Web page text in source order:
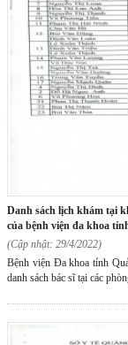
danh sách lịch khám tại khoa khám bệnh và khoa khám chữa bệnh theo yêu cầu
của bệnh viện đa khoa
(Cập nhật: 29/4/2022)
Bệnh viện Đa khoa tỉnh
danh sách bác sĩ tại các